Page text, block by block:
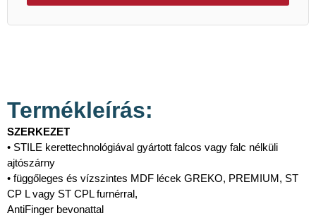
Termékleírás:
SZERKEZET
• STILE kerettechnológiával gyártott falcos vagy falc nélküli
ajtószárny
• függőleges és vízszintes MDF lécek GREKO, PREMIUM, ST
CP L vagy ST CPL furnérral,
AntiFinger bevonattal